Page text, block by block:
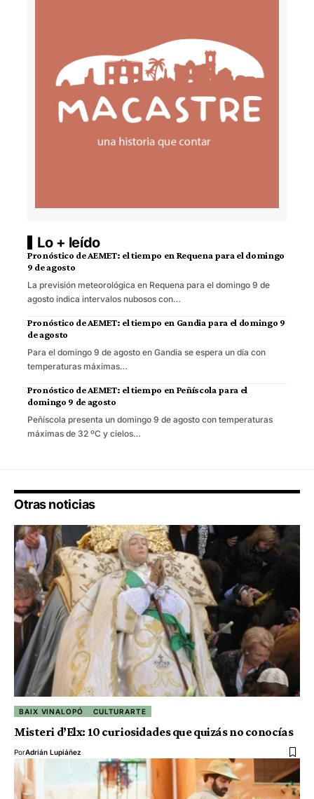
Lo + leído
Pronóstico de AEMET: el tiempo en Requena para el domingo
9 de agosto
La previsión meteorológica en Requena para el domingo 9 de
agosto indica intervalos nubosos con…
Pronóstico de AEMET: el tiempo en Gandia para el domingo 9
de agosto
Para el domingo 9 de agosto en Gandia se espera un día con
temperaturas máximas…
Pronóstico de AEMET: el tiempo en Peñíscola para el
domingo 9 de agosto
Peñíscola presenta un domingo 9 de agosto con temperaturas
máximas de 32 ºC y cielos…
Otras noticias
BAIX VINALOPÓ CULTURARTE
Misteri d’Elx: 10 curiosidades que quizás no conocías
PorAdrián Lupiáñez